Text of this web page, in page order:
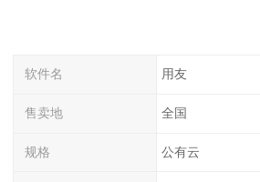
软件名 用友
售卖地 全国
规格 公有云